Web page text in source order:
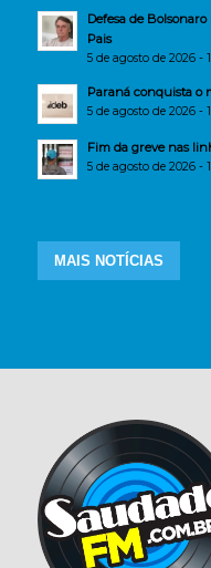
Defesa de
Pais
5 de agosto de 2026 -
Paraná conquista o
5 de agosto de 2026 -
Fim da greve nas
5 de agosto de 2026 -
MAIS NOTÍCIAS